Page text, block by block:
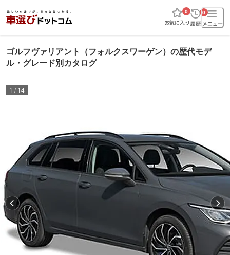
0 0
ゴルフヴァリアント（フォルクスワーゲン）の歴代モデ
ル・グレード別カタログ
1 /14